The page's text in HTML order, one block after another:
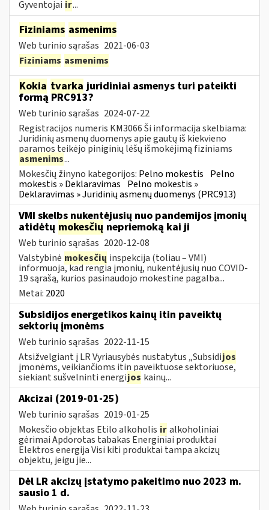
Gyventojai ir...
Fiziniams asmenims
Web turinio sąrašas 2021-06-03
Fiziniams asmenims
Kokia tvarka juridiniai asmenys turi pateikti
formą PRC913?
Web turinio sąrašas 2024-07-22
Registracijos numeris KM3066 Ši informacija skelbiama:
Juridinių asmenų duomenys apie gautų iš kiekvieno
paramos teikėjo piniginių lėšų išmokėjimą fiziniams
asmenims...
Mokesčių žinyno kategorijos: Pelno mokestis Pelno
mokestis » Deklaravimas Pelno mokestis »
Deklaravimas » Juridinių asmenų duomenys (PRC913)
VMI skelbs nukentėjusių nuo pandemijos įmonių
atidėtų mokesčių nepriemoką kai ji
Web turinio sąrašas 2020-12-08
Valstybinė mokesčių inspekcija (toliau – VMI)
informuoja, kad rengia įmonių, nukentėjusių nuo COVID-
19 sąrašą, kurios pasinaudojo mokestine pagalba...
Metai: 2020
Subsidijos energetikos kainų itin paveiktų
sektorių įmonėms
Web turinio sąrašas 2022-11-15
Atsižvelgiant į LR Vyriausybės nustatytus „Subsidijos
įmonėms, veikiančioms itin paveiktuose sektoriuose,
siekiant sušvelninti energijos kainų...
Akcizai (2019-01-25)
Web turinio sąrašas 2019-01-25
Mokesčio objektas Etilo alkoholis iralkoholiniai
gėrimai Apdorotas tabakas Energiniai produktai
Elektros energija Visi kiti produktai tampa akcizų
objektu, jeigu jie...
Dėl LR akcizų įstatymo pakeitimo nuo 2023 m.
sausio 1 d.